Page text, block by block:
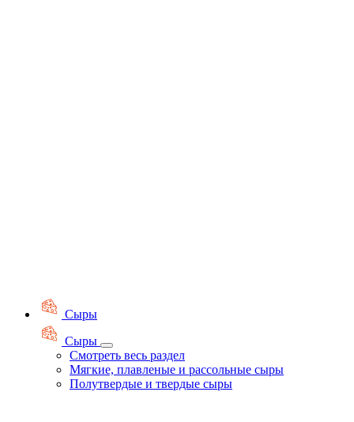
Сыры
Сыры
Смотреть весь раздел
Мягкие, плавленые и рассольные сыры
Полутвердые и твердые сыры